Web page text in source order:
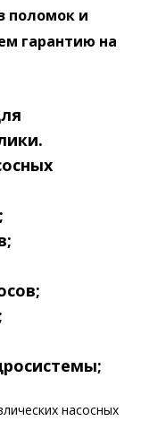
поломок и
гарантию на
насосных